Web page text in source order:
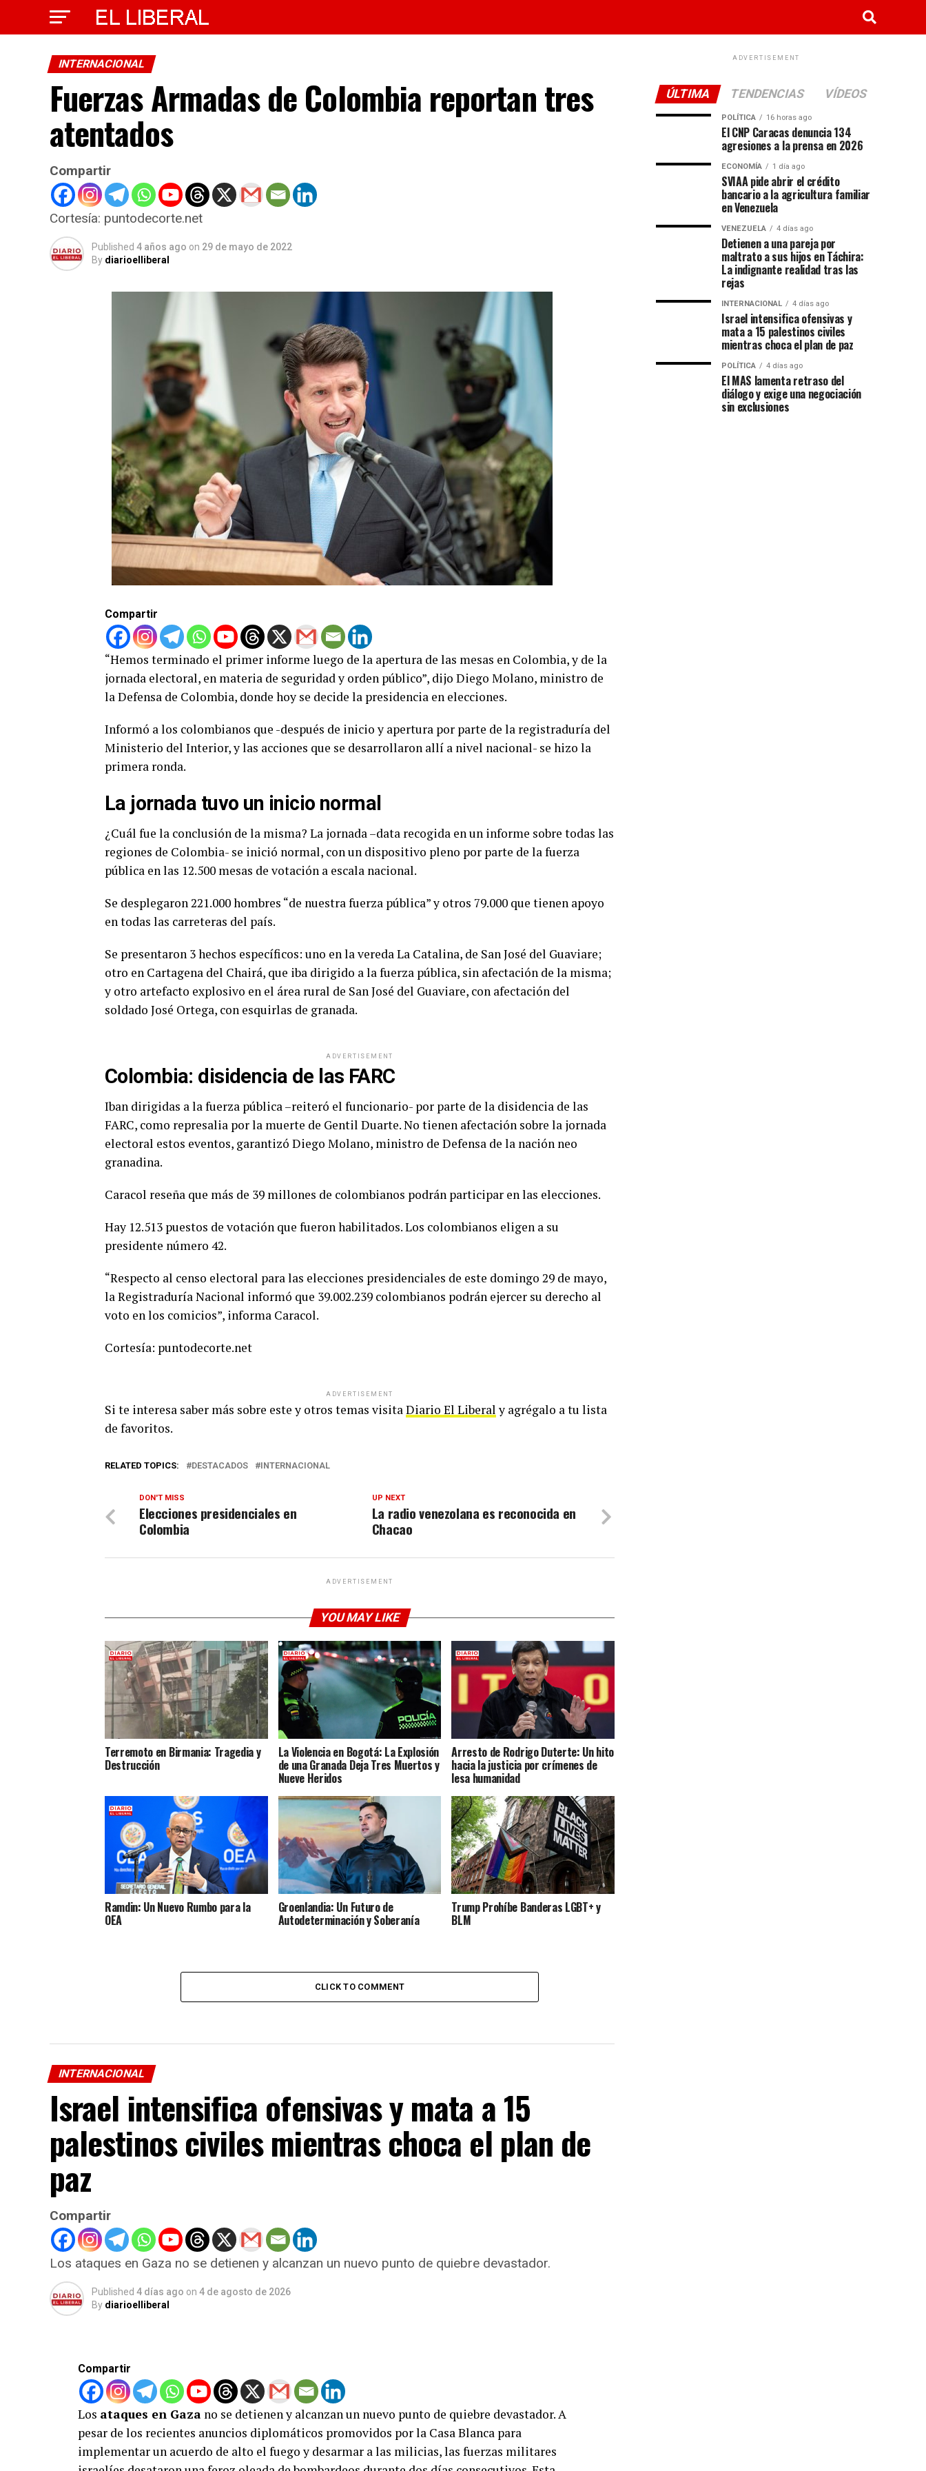
INTERNACIONAL
Fuerzas Armadas de Colombia reportan tres
atentados
Compartir
Cortesía: puntodecorte.net
Published 4 años ago on 29 de mayo de 2022
By diarioelliberal
Compartir
“Hemos terminado el primer informe luego de la apertura de las mesas en Colombia, y de la
jornada electoral, en materia de seguridad y orden público”, dijo Diego Molano, ministro de
la Defensa de Colombia, donde hoy se decide la presidencia en elecciones.
Informó a los colombianos que -después de inicio y apertura por parte de la registraduría del
Ministerio del Interior, y las acciones que se desarrollaron allí a nivel nacional- se hizo la
primera ronda.
La jornada tuvo un inicio normal
¿Cuál fue la conclusión de la misma? La jornada –data recogida en un informe sobre todas las
regiones de Colombia- se inició normal, con un dispositivo pleno por parte de la fuerza
pública en las 12.500 mesas de votación a escala nacional.
Se desplegaron 221.000 hombres “de nuestra fuerza pública” y otros 79.000 que tienen apoyo
en todas las carreteras del país.
Se presentaron 3 hechos específicos: uno en la vereda La Catalina, de San José del Guaviare;
otro en Cartagena del Chairá, que iba dirigido a la fuerza pública, sin afectación de la misma;
y otro artefacto explosivo en el área rural de San José del Guaviare, con afectación del
soldado José Ortega, con esquirlas de granada.
ADVERTISEMENT
Colombia: disidencia de las FARC
Iban dirigidas a la fuerza pública –reiteró el funcionario- por parte de la disidencia de las
FARC, como represalia por la muerte de Gentil Duarte. No tienen afectación sobre la jornada
electoral estos eventos, garantizó Diego Molano, ministro de Defensa de la nación neo
granadina.
Caracol reseña que más de 39 millones de colombianos podrán participar en las elecciones.
Hay 12.513 puestos de votación que fueron habilitados. Los colombianos eligen a su
presidente número 42.
“Respecto al censo electoral para las elecciones presidenciales de este domingo 29 de mayo,
la Registraduría Nacional informó que 39.002.239 colombianos podrán ejercer su derecho al
voto en los comicios”, informa Caracol.
Cortesía: puntodecorte.net
ADVERTISEMENT
Si te interesa saber más sobre este y otros temas visitaDiario El Liberaly agrégalo a tu lista
de favoritos.
RELATED TOPICS: DESTACADOS INTERNACIONAL
UP NEXT
La radio venezolana es reconocida en
Chacao
DON'T MISS
Elecciones presidenciales en
Colombia
ADVERTISEMENT
YOU MAY LIKE
Terremoto en Birmania: Tragedia y
Destrucción
La Violencia en Bogotá: La Explosión
de una Granada Deja Tres Muertos y
Nueve Heridos
Arresto de Rodrigo Duterte: Un hito
hacia la justicia por crímenes de
lesa humanidad
Ramdin: Un Nuevo Rumbo para la
OEA
Groenlandia: Un Futuro de
Autodeterminación y Soberanía
Trump Prohíbe Banderas LGBT+ y
BLM
CLICK TO COMMENT
INTERNACIONAL
Israel intensifica ofensivas y mata a 15
palestinos civiles mientras choca el plan de
paz
Compartir
Los ataques en Gaza no se detienen y alcanzan un nuevo punto de quiebre devastador.
Published 4 días ago on 4 de agosto de 2026
By diarioelliberal
Compartir
Los ataques en Gaza no se detienen y alcanzan un nuevo punto de quiebre devastador. A
pesar de los recientes anuncios diplomáticos promovidos por la Casa Blanca para
implementar un acuerdo de alto el fuego y desarmar a las milicias, las fuerzas militares
ADVERTISEMENT
ÚLTIMA TENDENCIAS VÍDEOS
POLÍTICA 16 horas ago
El CNP Caracas denuncia 134
agresiones a la prensa en 2026
ECONOMÍA 1 día ago
SVIAA pide abrir el crédito
bancario a la agricultura familiar
en Venezuela
VENEZUELA 4 días ago
Detienen a una pareja por
maltrato a sus hijos en Táchira:
La indignante realidad tras las
rejas
INTERNACIONAL 4 días ago
Israel intensifica ofensivas y
mata a 15 palestinos civiles
mientras choca el plan de paz
POLÍTICA 4 días ago
El MAS lamenta retraso del
diálogo y exige una negociación
sin exclusiones